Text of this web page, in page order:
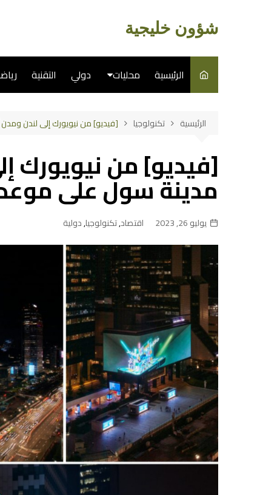
شؤون خليجية
الرئيسية محليات
طبخ
دولي التقنية
الرئيسية تكنولوجيا [فيديو] من نيويورك إلى لندن
[فيديو] من نيويورك
مدينة سول على
يوليو 26, 2023 اقتصاد,تكنولوجيا,دولية